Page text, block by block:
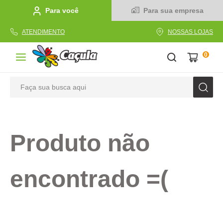
Para você Para sua empresa
ATENDIMENTO NOSSAS LOJAS
0
Produto não
encontrado =(
2º linha
4º tecido